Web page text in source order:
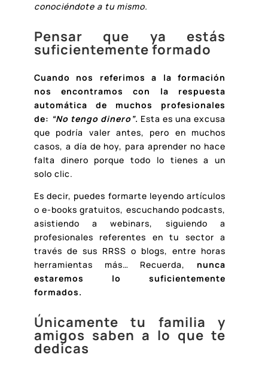
conociéndote a tu mismo.
Pensar que ya estás
suficientemente formado
Cuando nos referimos a la formación
nos encontramos con la respuesta
automática de muchos profesionales
de: “No tengo dinero”. Esta es una excusa
que podría valer antes, pero en muchos
casos, a día de hoy, para aprender no hace
falta dinero porque todo lo tienes a un
solo clic.
Es decir, puedes formarte leyendo artículos
o e-books gratuitos, escuchando podcasts,
asistiendo a webinars, siguiendo a
profesionales referentes en tu sector a
través de sus RRSS o blogs, entre horas
herramientas más… Recuerda, nunca
estaremos lo suficientemente
formados.
Únicamente tu familia y
amigos saben a lo que te
dedicas